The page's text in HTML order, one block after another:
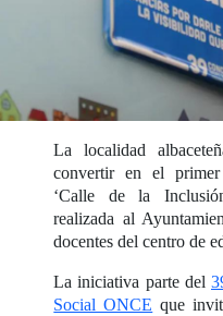
La localidad
convertir en el
‘Calle de la
realizada al
docentes del centro de
La iniciativa parte del
Social ONCE que